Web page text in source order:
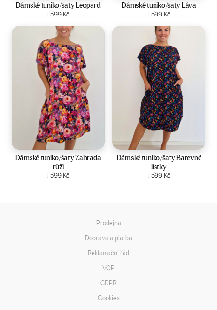
Dámské tuniko/šaty Leopard
1 599Kč
Zobrazit produkt
Dámské tuniko/šaty Láva
1 599Kč
Zobrazit produkt
Velikost:44-50
Dámské tuniko/šaty Zahrada
růží
1 599Kč
Zobrazit produkt
Velikost:44-50
Dámské tuniko/šaty Barevné
lístky
1 599Kč
Zobrazit produkt
Prodejna
Doprava a platba
Reklamační řád
VOP
GDPR
Cookies